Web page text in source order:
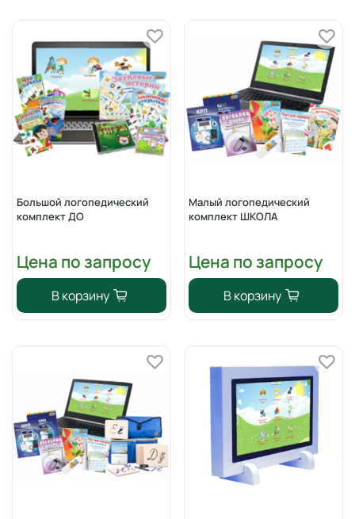
Большой логопедический
комплект ДО
Цена по запросу
В корзину
Малый логопедический
комплект ШКОЛА
Цена по запросу
В корзину